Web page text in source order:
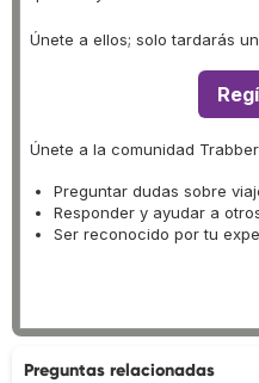
Únete a ellos; solo tardarás
Únete a la comunidad
Preguntar dudas sobre
Responder y ayudar a
Ser reconocido por tu
Preguntas relacionadas